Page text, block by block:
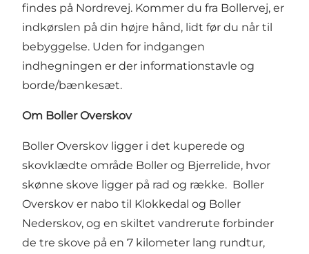
findes på Nordrevej. Kommer du fra Bollervej, er
indkørslen på din højre hånd, lidt før du når til
bebyggelse. Uden for indgangen
indhegningen er der informationstavle og
borde/bænkesæt.
Om Boller Overskov
Boller Overskov ligger i det kuperede og
skovklædte område Boller og Bjerrelide, hvor
skønne skove ligger på rad og række. Boller
Overskov er nabo til Klokkedal og Boller
Nederskov, og en skiltet vandrerute forbinder
de tre skove på en 7 kilometer lang rundtur,